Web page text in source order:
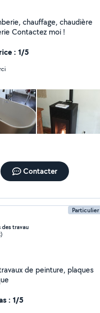
chauffage, chaudière
? petit travaux de maçonnerie Contactez moi !
: 1/5
Contacter
Particulier
des travau
de peinture, plaques
: 1/5